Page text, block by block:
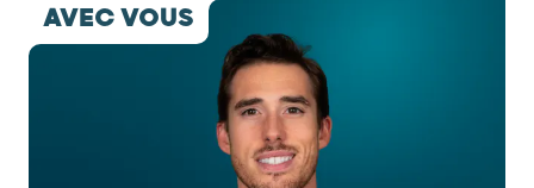
AVEC VOUS